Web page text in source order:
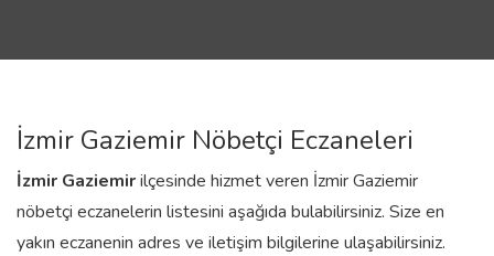
İzmir Gaziemir Nöbetçi Eczaneleri
İzmir Gaziemirilçesinde hizmet veren İzmir Gaziemir
nöbetçi eczanelerin listesini aşağıda bulabilirsiniz. Size en
yakın eczanenin adres ve iletişim bilgilerine ulaşabilirsiniz.